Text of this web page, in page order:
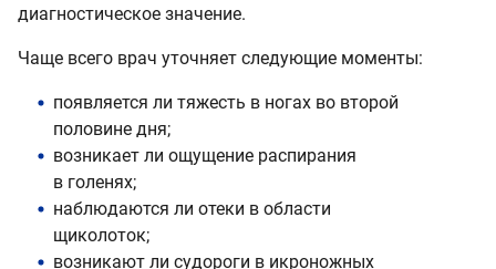
диагностическое значение.
Чаще всего врач уточняет следующие моменты:
появляется ли тяжесть в ногах во второй
половине дня;
возникает ли ощущение распирания
в голенях;
наблюдаются ли отеки в области
щиколоток;
возникают ли судороги в икроножных